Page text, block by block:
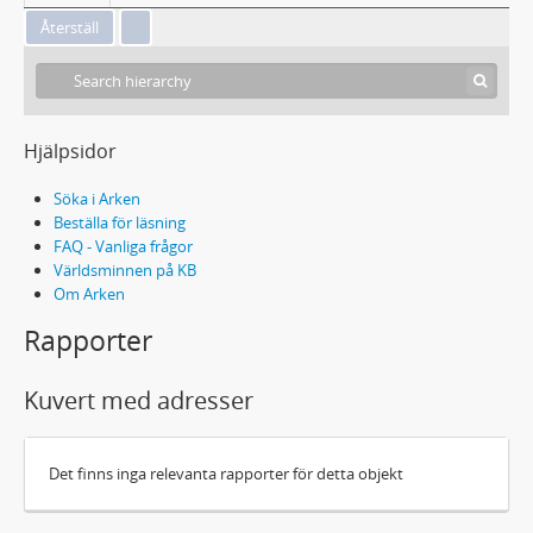
Hjälpsidor
Söka i Arken
Beställa för läsning
FAQ - Vanliga frågor
Världsminnen på KB
Om Arken
Rapporter
Kuvert med adresser
Det finns inga relevanta rapporter för detta objekt